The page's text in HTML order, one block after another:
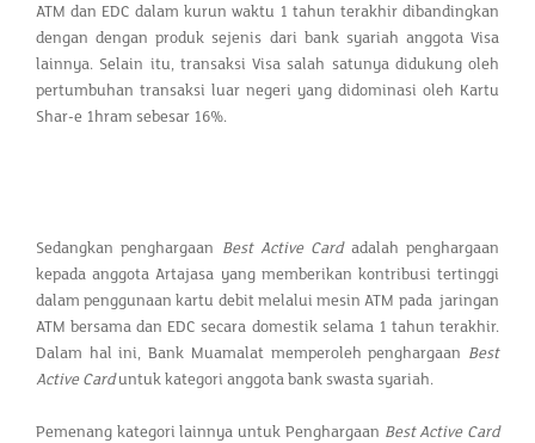
ATM dan EDC dalam kurun waktu 1 tahun terakhir dibandingkan
dengan dengan produk sejenis dari bank syariah anggota Visa
lainnya. Selain itu, transaksi Visa salah satunya didukung oleh
pertumbuhan transaksi luar negeri yang didominasi oleh Kartu
Shar-e 1hram sebesar 16%.
Sedangkan penghargaan Best Active Cardadalah penghargaan
kepada anggota Artajasa yang memberikan kontribusi tertinggi
dalam penggunaan kartu debit melalui mesin ATM pada jaringan
ATM bersama dan EDC secara domestik selama 1 tahun terakhir.
Dalam hal ini, Bank Muamalat memperoleh penghargaan Best
Active Carduntuk kategori anggota bank swasta syariah.
Pemenang kategori lainnya untuk Penghargaan Best Active Card